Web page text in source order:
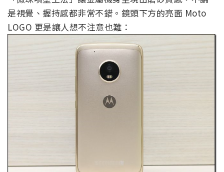
是視覺、握持感都非常不錯。鏡頭下方的亮面 Moto
LOGO 更是讓人想不注意也難：